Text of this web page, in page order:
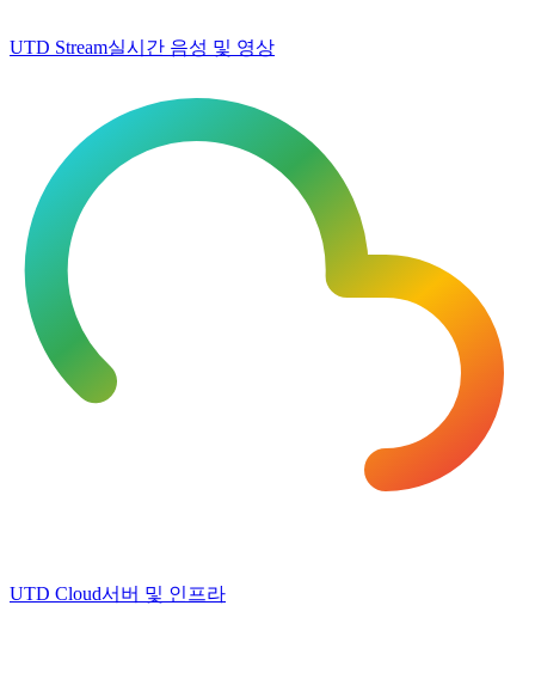
UTD Stream실시간 음성 및 영상
UTD Cloud서버 및 인프라